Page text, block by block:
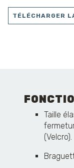
TÉLÉCHARGER
Taille
(Velcro).